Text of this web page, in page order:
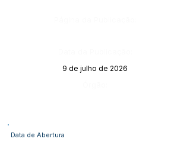
9 de julho de 2026
Data de Abertura